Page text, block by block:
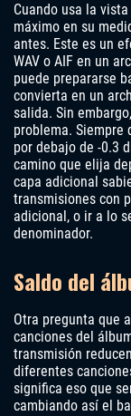
Cuando usa la
máximo en su
antes. Este es un
WAV o AIF en un
puede prepararse
convierta en un
salida. Sin
problema. Siempre
por debajo de -0.3
camino que elija
capa adicional
transmisiones con
adicional, o ir a lo
denominador.
Saldo del
Otra pregunta que
canciones del
transmisión
diferentes
significa eso que
cambiando así el